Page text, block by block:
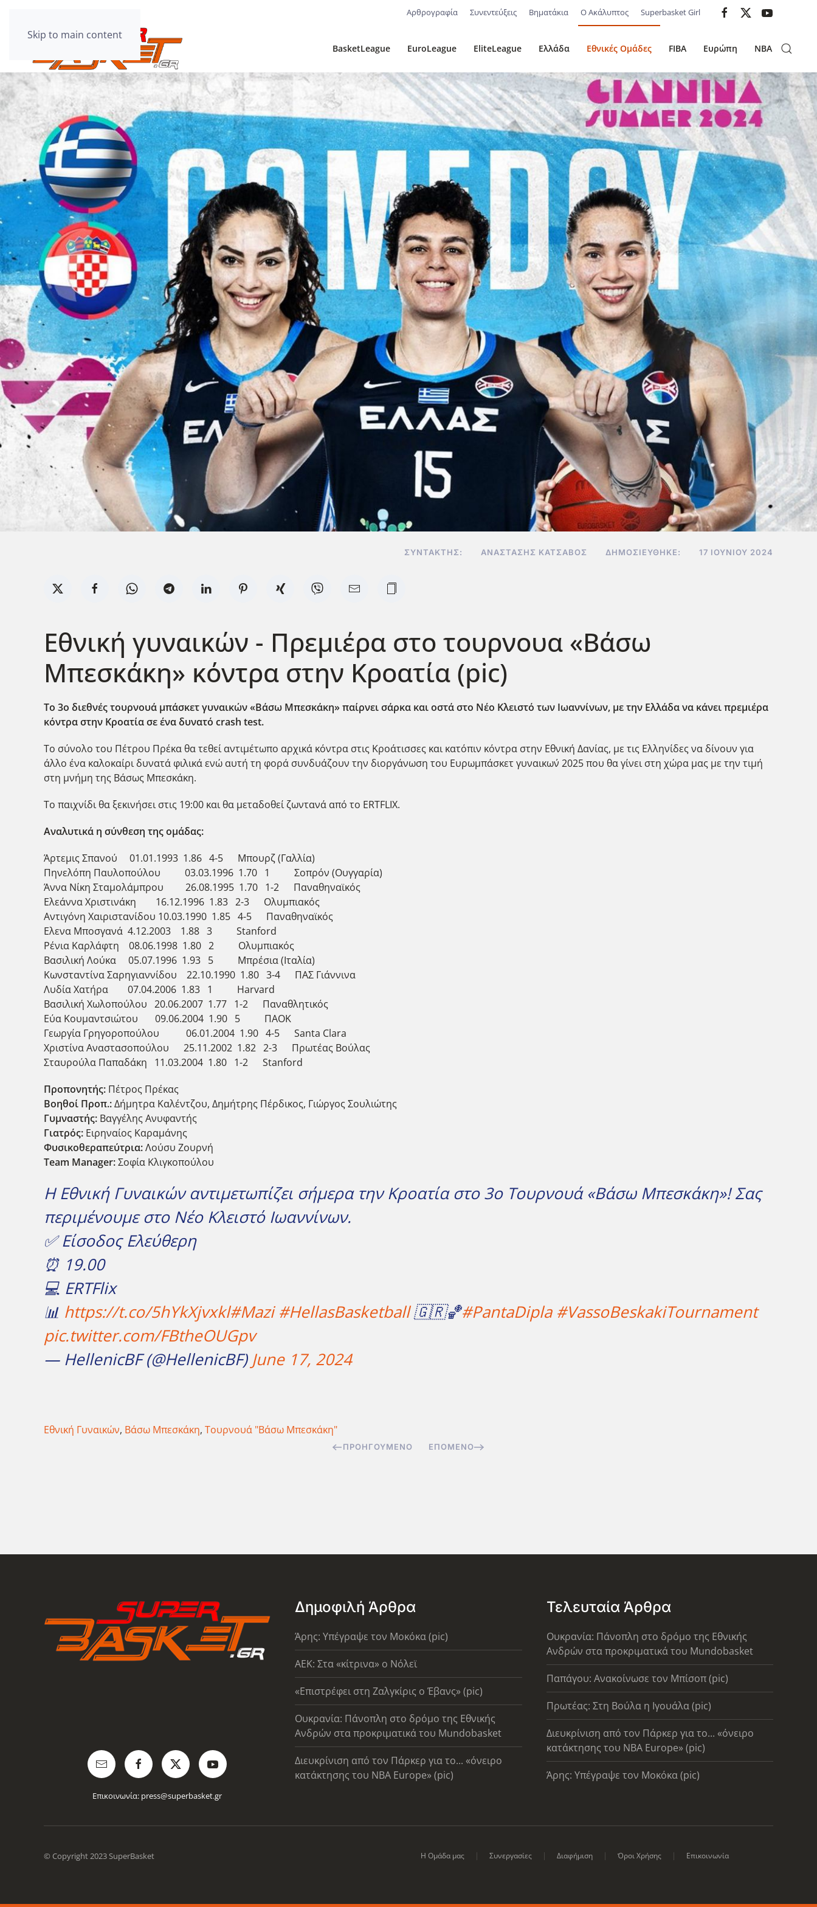
Skip to main content
Αρθρογραφία Συνεντεύξεις Βηματάκια Ο Ακάλυπτος Superbasket Girl
BasketLeague EuroLeague EliteLeague Ελλάδα Εθνικές Ομάδες FIBA Ευρώπη NBA
ΣΥΝΤΆΚΤΗΣ: ΑΝΑΣΤΆΣΗΣ ΚΑΤΣΑΒΌΣ ΔΗΜΟΣΙΕΎΘΗΚΕ: 17 ΙΟΥΝΊΟΥ 2024
Εθνική γυναικών - Πρεμιέρα στο τουρνουα «Βάσω
Μπεσκάκη» κόντρα στην Κροατία (pic)
Το 3ο διεθνές τουρνουά μπάσκετ γυναικών «Βάσω Μπεσκάκη» παίρνει σάρκα και οστά στο Νέο Κλειστό των Ιωαννίνων, με την Ελλάδα να κάνει πρεμιέρα
κόντρα στην Κροατία σε ένα δυνατό crash test.
Το σύνολο του Πέτρου Πρέκα θα τεθεί αντιμέτωπο αρχικά κόντρα στις Κροάτισσες και κατόπιν κόντρα στην Εθνική Δανίας, με τις Ελληνίδες να δίνουν για
άλλο ένα καλοκαίρι δυνατά φιλικά ενώ αυτή τη φορά συνδυάζουν την διοργάνωση του Ευρωμπάσκετ γυναικω΄ν 2025 που θα γίνει στη χώρα μας με την τιμή
στη μνήμη της Βάσως Μπεσκάκη.
Το παιχνίδι θα ξεκινήσει στις 19:00 και θα μεταδοθεί ζωντανά από το ERTFLIX.
Αναλυτικά η σύνθεση της ομάδας:
Άρτεμις Σπανού 01.01.1993 1.86 4-5 Μπουρζ (Γαλλία)
Πηνελόπη Παυλοπούλου 03.03.1996 1.70 1 Σοπρόν (Ουγγαρία)
Άννα Νίκη Σταμολάμπρου 26.08.1995 1.70 1-2 Παναθηναϊκός
Ελεάννα Χριστινάκη 16.12.1996 1.83 2-3 Ολυμπιακός
Αντιγόνη Χαιριστανίδου 10.03.1990 1.85 4-5 Παναθηναϊκός
Ελενα Μποσγανά 4.12.2003 1.88 3 Stanford
Ρένια Καρλάφτη 08.06.1998 1.80 2 Ολυμπιακός
Βασιλική Λούκα 05.07.1996 1.93 5 Μπρέσια (Ιταλία)
Κωνσταντίνα Σαρηγιαννίδου 22.10.1990 1.80 3-4 ΠΑΣ Γιάννινα
Λυδία Χατήρα 07.04.2006 1.83 1 Ηarvard
Βασιλική Χωλοπούλου 20.06.2007 1.77 1-2 Παναθλητικός
Εύα Κουμαντσιώτου 09.06.2004 1.90 5 ΠΑΟΚ
Γεωργία Γρηγοροπούλου 06.01.2004 1.90 4-5 Santa Clara
Χριστίνα Αναστασοπούλου 25.11.2002 1.82 2-3 Πρωτέας Βούλας
Σταυρούλα Παπαδάκη 11.03.2004 1.80 1-2 Stanford
Προπονητής: Πέτρος Πρέκας
Βοηθοί Προπ.:Δήμητρα Καλέντζου, Δημήτρης Πέρδικος, Γιώργος Σουλιώτης
Γυμναστής: Βαγγέλης Ανυφαντής
Γιατρός: Ειρηναίος Καραμάνης
Φυσικοθεραπεύτρια:Λούσυ Ζουρνή
Team Manager:Σοφία Κλιγκοπούλου
H Εθνική Γυναικών αντιμετωπίζει σήμερα την Κροατία στο 3ο Τουρνουά «Βάσω Μπεσκάκη»! Σας
περιμένουμε στο Νέο Κλειστό Ιωαννίνων.
✅ Είσοδος Ελεύθερη
⏰ 19.00
💻 ΕRΤFlix
📊 https://t.co/5hYkXjvxkl#Mazi #HellasBasketball🇬🇷🏀#PantaDipla #VassoBeskakiTournament
pic.twitter.com/FBtheOUGpv
— HellenicBF (@HellenicBF) June 17, 2024
Εθνική Γυναικών, Βάσω Μπεσκάκη, Τουρνουά "Βάσω Μπεσκάκη"
ΠΡΟΗΓΟΎΜΕΝΟ ΕΠΌΜΕΝΟ
Επικοινωνία: press@superbasket.gr
Δημοφιλή Άρθρα
Άρης: Υπέγραψε τον Μοκόκα (pic)
AEK: Στα «κίτρινα» ο Νόλεϊ
«Επιστρέφει στη Ζαλγκίρις ο Έβανς» (pic)
Ουκρανία: Πάνοπλη στο δρόμο της Εθνικής
Ανδρών στα προκριματικά του Mundobasket
Διευκρίνιση από τον Πάρκερ για το... «όνειρο
κατάκτησης του ΝΒΑ Europe» (pic)
Τελευταία Άρθρα
Ουκρανία: Πάνοπλη στο δρόμο της Εθνικής
Ανδρών στα προκριματικά του Mundobasket
Παπάγου: Ανακοίνωσε τον Μπίσοπ (pic)
Πρωτέας: Στη Βούλα η Ιγουάλα (pic)
Διευκρίνιση από τον Πάρκερ για το... «όνειρο
κατάκτησης του ΝΒΑ Europe» (pic)
Άρης: Υπέγραψε τον Μοκόκα (pic)
© Copyright 2023 SuperBasket Η Ομάδα μας Συνεργασίες Διαφήμιση Όροι Χρήσης Επικοινωνία